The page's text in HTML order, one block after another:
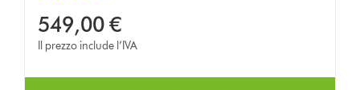
549,00 €
Il prezzo include l’IVA